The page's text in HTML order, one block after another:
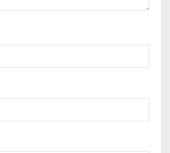
Gabon : L’activité économique a
de dollars